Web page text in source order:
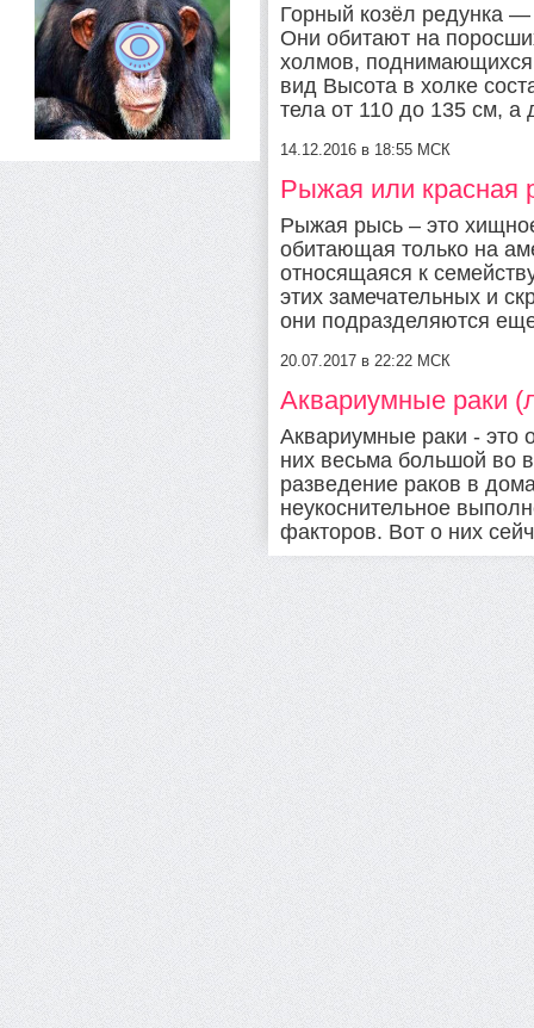
Горный козёл редунка
Они обитают на
холмов,
вид Высота в холке
тела от 110 до 135 см, а
14.12.2016 в 18:55 МСК
Рыжая или красная
Рыжая рысь – это
обитающая только на
относящаяся к
этих замечательных и
они подразделяются
20.07.2017 в 22:22 МСК
Аквариумные раки
Аквариумные раки - это
них весьма большой во
разведение раков в
неукоснительное
факторов. Вот о них